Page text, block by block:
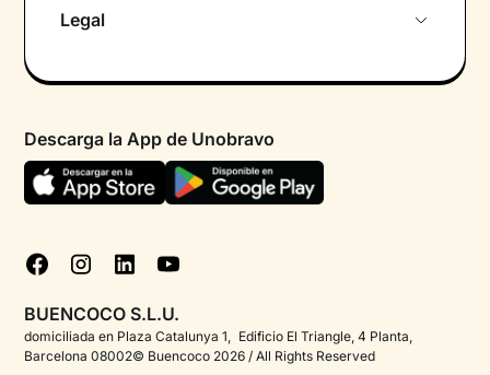
Psicólogo por chat
Ayuda urgente
FAQ
Corporate
Psicólogos para españoles en el extranjero
Legal
Política de privacidad
Declaración de accesibilidad
Gestionar cookies
Descarga la App de Unobravo
BUENCOCO S.L.U.
domiciliada en Plaza Catalunya 1, Edificio El Triangle, 4 Planta,
Barcelona 08002© Buencoco 2026 / All Rights Reserved